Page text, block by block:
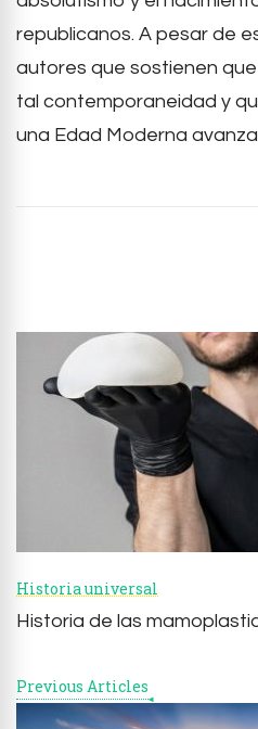
republicanos. A pesar de
autores que sostienen
tal contemporaneidad y
una Edad Moderna
Post
Navigation
Historia universal
Historia de las
Previous Articles